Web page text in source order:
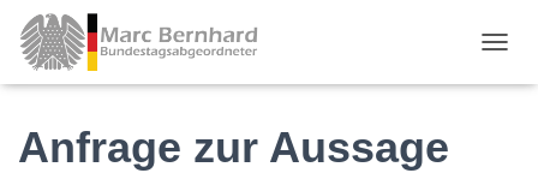
Anfrage zur Aussage